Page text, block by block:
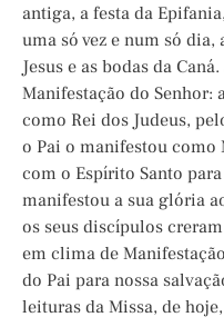
antiga, a festa da
uma só vez e num só
Jesus e as bodas da
Manifestação do Senhor:
como Rei dos Judeus,
o Pai o manifestou como
com o Espírito Santo
manifestou a sua glória
os seus discípulos
em clima de
do Pai para nossa
leituras da Missa, de